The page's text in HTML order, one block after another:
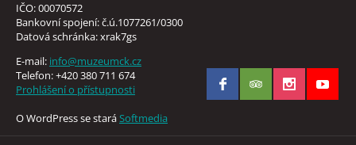
IČO: 00070572
Bankovní spojení: č.ú.1077261/0300
Datová schránka: xrak7gs
E-mail: info@muzeumck.cz
Telefon: +420 380 711 674
Prohlášení o přístupnosti
O WordPress se staráSoftmedia